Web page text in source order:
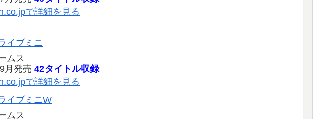
で詳細を見る
イブミニ
ムス
月発売 42タイトル収録
で詳細を見る
イブミニW
ムス